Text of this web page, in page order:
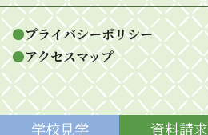
●プライバシーポリシー
●アクセスマップ
学校見学 資料請求